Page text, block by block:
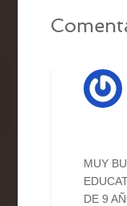
MUY
DE 9